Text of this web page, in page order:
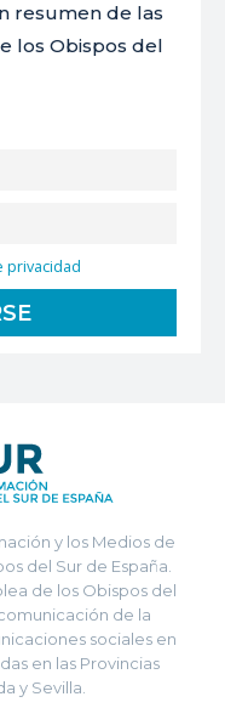
resumen de las
los Obispos del
privacidad
y los Medios de
del Sur de España.
de los Obispos del
de la
sociales en
en las Provincias
y Sevilla.